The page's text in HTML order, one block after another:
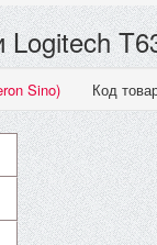
Sino) Код